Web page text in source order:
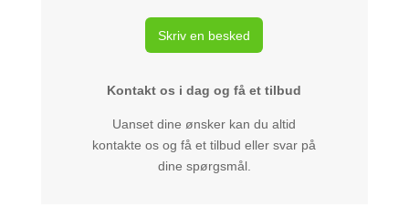
Skriv en besked
Kontakt os i dag og få et tilbud
Uanset dine ønsker kan du altid
kontakte os og få et tilbud eller svar på
dine spørgsmål.